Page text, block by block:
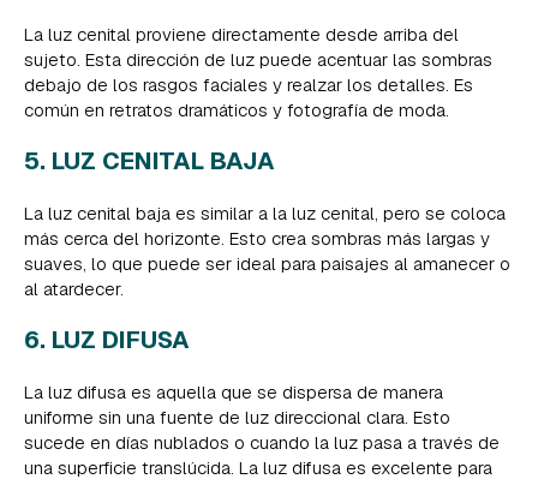
La luz cenital proviene directamente desde arriba del
sujeto. Esta dirección de luz puede acentuar las sombras
debajo de los rasgos faciales y realzar los detalles. Es
común en retratos dramáticos y fotografía de moda.
5. LUZ CENITAL BAJA
La luz cenital baja es similar a la luz cenital, pero se coloca
más cerca del horizonte. Esto crea sombras más largas y
suaves, lo que puede ser ideal para paisajes al amanecer o
al atardecer.
6. LUZ DIFUSA
La luz difusa es aquella que se dispersa de manera
uniforme sin una fuente de luz direccional clara. Esto
sucede en días nublados o cuando la luz pasa a través de
una superficie translúcida. La luz difusa es excelente para